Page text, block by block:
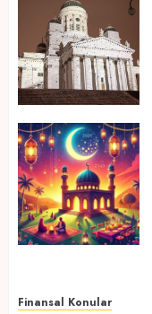
4
5
Finansal Konular